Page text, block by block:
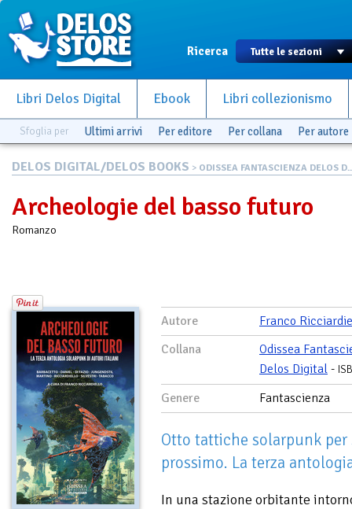
Ricerca
Libri Delos Digital Ebook Libri collezionismo
Sfoglia per Ultimi arrivi Per editore Per collana Per autore
DELOS DIGITAL/DELOS BOOKS > ODISSEA FANTASCIENZA DELOS
Archeologie del basso futuro
Romanzo
Autore
Franco
Collana
Odissea
Delos Digital -
Genere Fantascienza
Otto tattiche solarpunk
prossimo. La terza
In una stazione orbitante